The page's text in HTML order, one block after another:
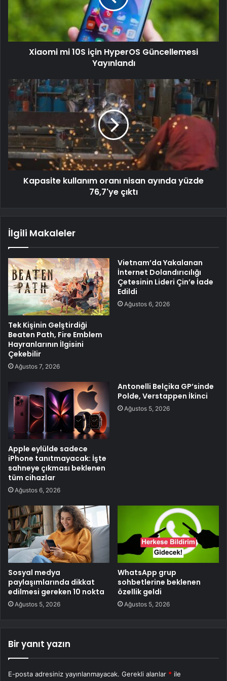
Xiaomi mi 10S için HyperOS Güncellemesi
Yayınlandı
Kapasite kullanım oranı nisan ayında yüzde
76,7'ye çıktı
İlgili Makaleler
Tek Kişinin Gelştirdiği
Beaten Path, Fire Emblem
Hayranlarının İlgisini
Çekebilir
Ağustos 7, 2026
Vietnam’da Yakalanan
İnternet Dolandırıcılığı
Çetesinin Lideri Çin’e İade
Edildi
Ağustos 6, 2026
Apple eylülde sadece
iPhone tanıtmayacak: İşte
sahneye çıkması beklenen
tüm cihazlar
Ağustos 6, 2026
Antonelli Belçika GP’sinde
Polde, Verstappen İkinci
Ağustos 5, 2026
Sosyal medya
paylaşımlarında dikkat
edilmesi gereken 10 nokta
Ağustos 5, 2026
WhatsApp grup
sohbetlerine beklenen
özellik geldi
Ağustos 5, 2026
Bir yanıt yazın
E-posta adresiniz yayınlanmayacak. Gerekli alanlar * ile